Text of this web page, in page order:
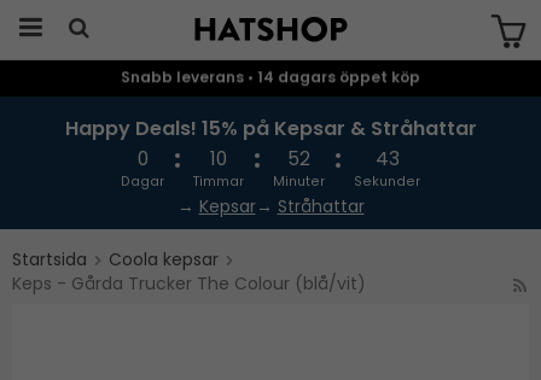
Snabb leverans • 14 dagars öppet köp
Happy Deals! 15% på Kepsar & Stråhattar
0
Dagar
10
Timmar
52
Minuter
43
Sekunder
→ Kepsar→ Stråhattar
Startsida
Coola kepsar
Keps - Gårda Trucker The Colour (blå/vit)